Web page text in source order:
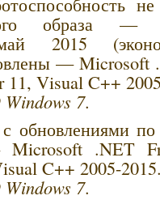
образа —
2015
— Microsoft
11, Visual C++
Windows 7.
обновлениями
Microsoft .NET
C++ 2005-
Windows 7.